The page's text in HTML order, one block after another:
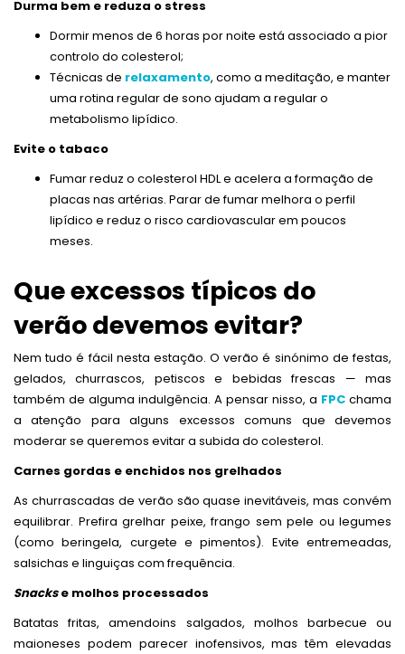
Durma bem e reduza o stress
Dormir menos de 6 horas por noite está associado a pior
controlo do colesterol;
Técnicas de relaxamento, como a meditação, e manter
uma rotina regular de sono ajudam a regular o
metabolismo lipídico.
Evite o tabaco
Fumar reduz o colesterol HDL e acelera a formação de
placas nas artérias. Parar de fumar melhora o perfil
lipídico e reduz o risco cardiovascular em poucos
meses.
Que excessos típicos do
verão devemos evitar?
Nem tudo é fácil nesta estação. O verão é sinónimo de festas,
gelados, churrascos, petiscos e bebidas frescas — mas
também de alguma indulgência. A pensar nisso, a FPC chama
a atenção para alguns excessos comuns que devemos
moderar se queremos evitar a subida do colesterol.
Carnes gordas e enchidos nos grelhados
As churrascadas de verão são quase inevitáveis, mas convém
equilibrar. Prefira grelhar peixe, frango sem pele ou legumes
(como beringela, curgete e pimentos). Evite entremeadas,
salsichas e linguiças com frequência.
Snackse molhos processados
Batatas fritas, amendoins salgados, molhos barbecue ou
maioneses podem parecer inofensivos, mas têm elevadas